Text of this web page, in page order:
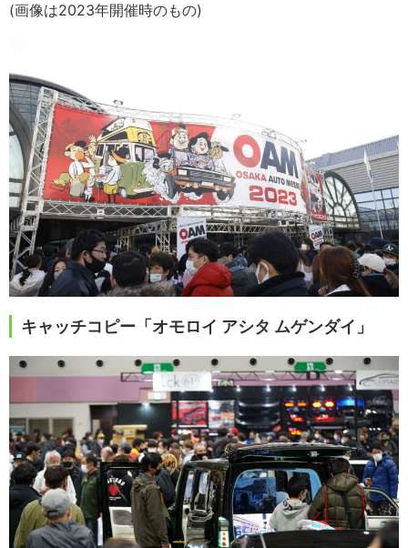
(画像は2023年開催時のもの)
キャッチコピー「オモロイ アシタ ムゲンダイ」